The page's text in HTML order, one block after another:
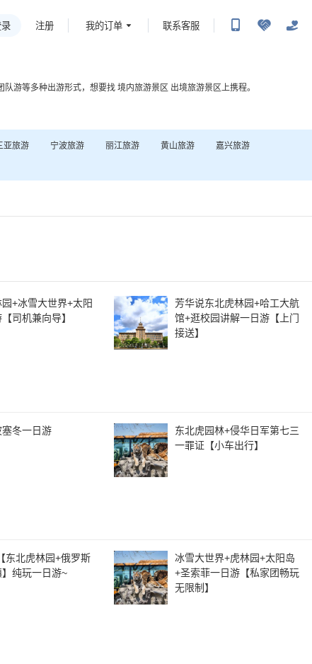
注册 我的订单 联系客服
队游等多种出游形式，想要找 境内旅游景区 出境旅游景区上携程。
亚旅游 宁波旅游 丽江旅游 黄山旅游 嘉兴旅游
+冰雪大世界+太阳
司机兼向导】
芳华说东北虎林园+哈工大航
馆+逛校园讲解一日游【上门
接送】
冬一日游
东北虎园林+侵华日军第七三
一罪证【小车出行】
东北虎林园+俄罗斯
纯玩一日游~
冰雪大世界+虎林园+太阳岛
+圣索菲一日游【私家团畅玩
无限制】